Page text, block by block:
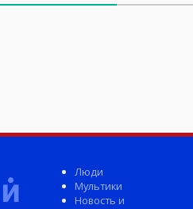
Люди
Мультики
Новость и